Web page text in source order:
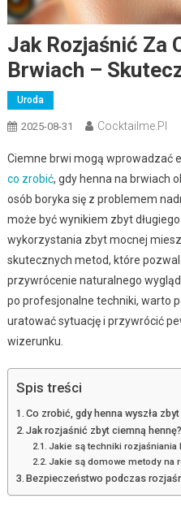
Jak Rozjaśnić Za
Brwiach –
Uroda
2025-08-31 Cocktailme.pl
Ciemne brwi mogą wprowadzać
co zrobić, gdy henna na brwiach
osób boryka się z problemem
może być wynikiem zbyt
wykorzystania zbyt mocnej
skutecznych metod, które
przywrócenie naturalnego
po profesjonalne techniki, warto
uratować sytuację i przywrócić
wizerunku.
Spis treści
Co zrobić, gdy henna wyszła
Jak rozjaśnić zbyt ciemną hennę?
Jakie są techniki rozjaśniania
Jakie są domowe metody na
Bezpieczeństwo podczas